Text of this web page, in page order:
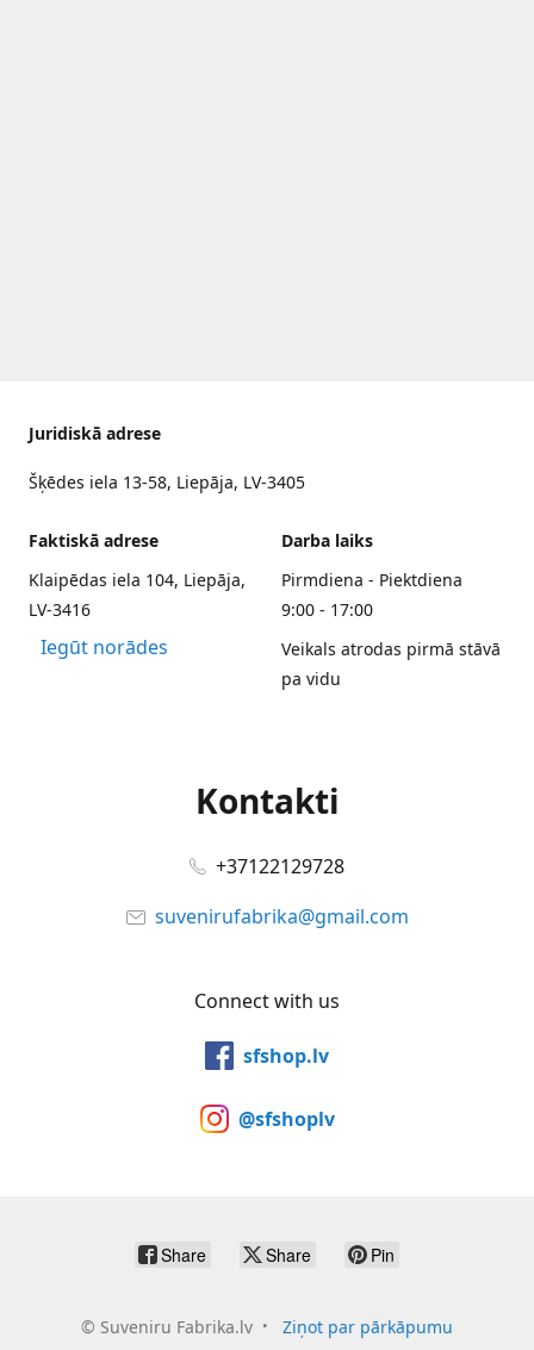
Juridiskā adrese
Šķēdes iela 13-58, Liepāja, LV-3405
Faktiskā adrese
Klaipēdas iela 104, Liepāja,
LV-3416
Iegūt norādes
Darba laiks
Pirmdiena - Piektdiena
9:00 - 17:00
Veikals atrodas pirmā stāvā
pa vidu
Kontakti
+37122129728
suvenirufabrika@gmail.com
Connect with us
sfshop.lv
@sfshoplv
Share Share Pin
© Suveniru Fabrika.lv Ziņot par pārkāpumu